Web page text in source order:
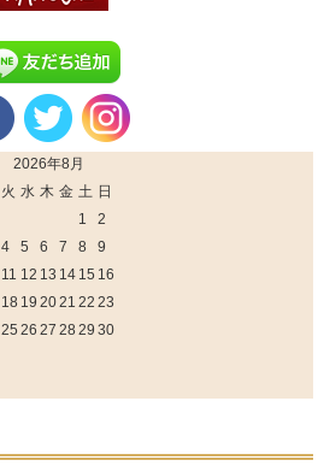
2026年8月
火 水 木 金 土 日
1
2
4 5 6 7 8
9
11 12 13 14 15 16
18 19 2021 22 23
25 26 27 28 29 30